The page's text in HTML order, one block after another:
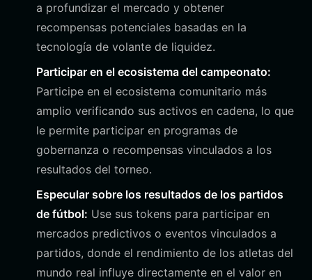
a profundizar el mercado y obtener
recompensas potenciales basadas en la
tecnología de volante de liquidez.
Participar en el ecosistema del campeonato:
Participe en el ecosistema comunitario más
amplio verificando sus activos en cadena, lo que
le permite participar en programas de
gobernanza o recompensas vinculados a los
resultados del torneo.
Especular sobre los resultados de los partidos
de fútbol: Use sus tokens para participar en
mercados predictivos o eventos vinculados a
partidos, donde el rendimiento de los atletas del
mundo real influye directamente en el valor en